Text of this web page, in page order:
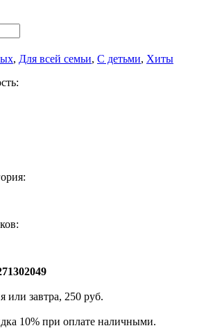
, Для всей семьи, С детьми, Хиты
или завтра, 250 руб.
10% при оплате наличными.